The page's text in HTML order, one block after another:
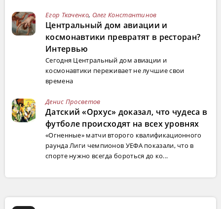
Егор Ткаченко, Олег Константинов
Центральный дом авиации и
космонавтики превратят в ресторан?
Интервью
Сегодня Центральный дом авиации и
космонавтики переживает не лучшие свои
времена
Денис Просветов
Датский «Орхус» доказал, что чудеса в
футболе происходят на всех уровнях
«Огненные» матчи второго квалификационного
раунда Лиги чемпионов УЕФА показали, что в
спорте нужно всегда бороться до ко...